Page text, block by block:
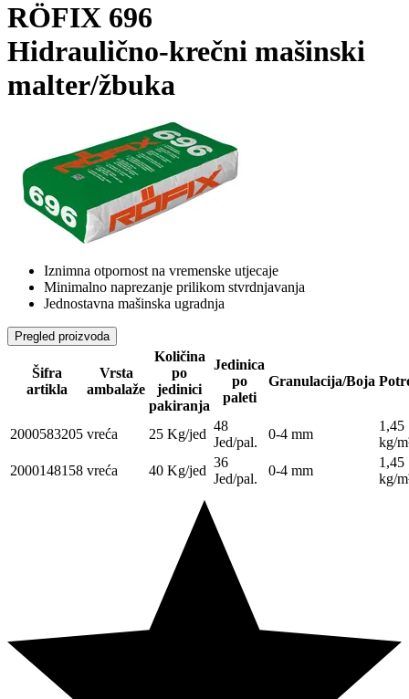
RÖFIX 696
Hidraulično-krečni mašinski
malter/žbuka
Iznimna otpornost na vremenske utjecaje
Minimalno naprezanje prilikom stvrdnjavanja
Jednostavna mašinska ugradnja
Pregled proizvoda
Šifra
artikla
Vrsta
ambalaže
Količina
po
jedinici
pakiranja
Jedinica
po
paleti
Granulacija/Boja
2000583205 vreća 25 Kg/jed
48
Jed/pal.
0-4 mm
1,45
kg/
2000148158 vreća 40 Kg/jed
36
Jed/pal.
0-4 mm
1,45
kg/